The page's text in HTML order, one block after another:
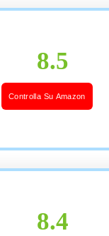
8.5
Controlla Su Amazon
8.4